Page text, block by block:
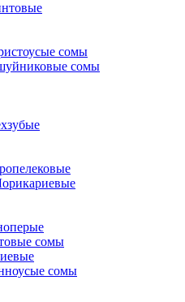
сомы
сомы
сомы
сомы